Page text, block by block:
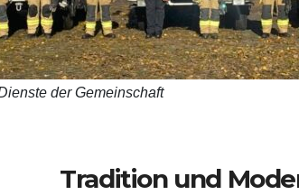
der Gemeinschaft
Tradition und